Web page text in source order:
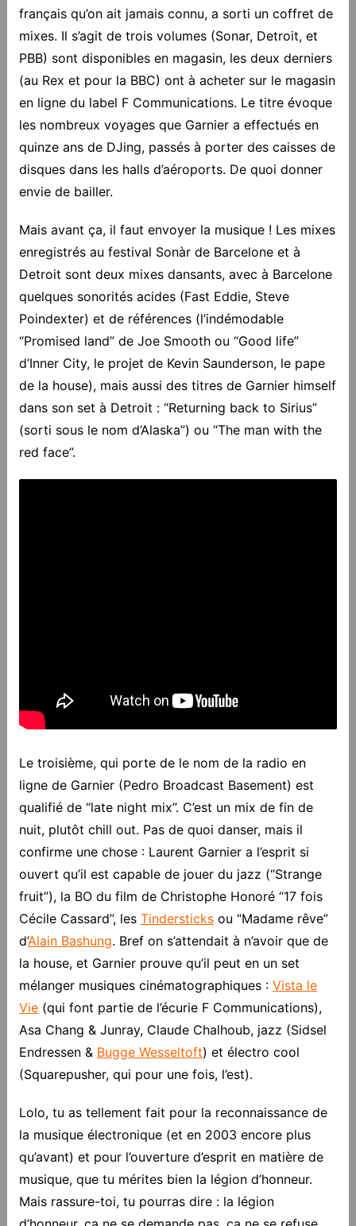
français qu’on ait jamais connu, a sorti un coffret de
mixes. Il s’agit de trois volumes (Sonar, Detroit, et
PBB) sont disponibles en magasin, les deux derniers
(au Rex et pour la BBC) ont à acheter sur le magasin
en ligne du label F Communications. Le titre évoque
les nombreux voyages que Garnier a effectués en
quinze ans de DJing, passés à porter des caisses de
disques dans les halls d’aéroports. De quoi donner
envie de bailler.
Mais avant ça, il faut envoyer la musique ! Les mixes
enregistrés au festival Sonàr de Barcelone et à
Detroit sont deux mixes dansants, avec à Barcelone
quelques sonorités acides (Fast Eddie, Steve
Poindexter) et de références (l’indémodable
“Promised land” de Joe Smooth ou “Good life”
d’Inner City, le projet de Kevin Saunderson, le pape
de la house), mais aussi des titres de Garnier himself
dans son set à Detroit : “Returning back to Sirius”
(sorti sous le nom d’Alaska”) ou “The man with the
red face”.
Le troisième, qui porte de le nom de la radio en
ligne de Garnier (Pedro Broadcast Basement) est
qualifié de “late night mix”. C’est un mix de fin de
nuit, plutôt chill out. Pas de quoi danser, mais il
confirme une chose : Laurent Garnier a l’esprit si
ouvert qu’il est capable de jouer du jazz (“Strange
fruit”), la BO du film de Christophe Honoré “17 fois
Cécile Cassard”, les Tindersticksou “Madame rêve”
d’Alain Bashung. Bref on s’attendait à n’avoir que de
la house, et Garnier prouve qu’il peut en un set
mélanger musiques cinématographiques : Vista le
Vie(qui font partie de l’écurie F Communications),
Asa Chang & Junray, Claude Chalhoub, jazz (Sidsel
Endressen & Bugge Wesseltoft) et électro cool
(Squarepusher, qui pour une fois, l’est).
Lolo, tu as tellement fait pour la reconnaissance de
la musique électronique (et en 2003 encore plus
qu’avant) et pour l’ouverture d’esprit en matière de
musique, que tu mérites bien la légion d’honneur.
Mais rassure-toi, tu pourras dire : la légion